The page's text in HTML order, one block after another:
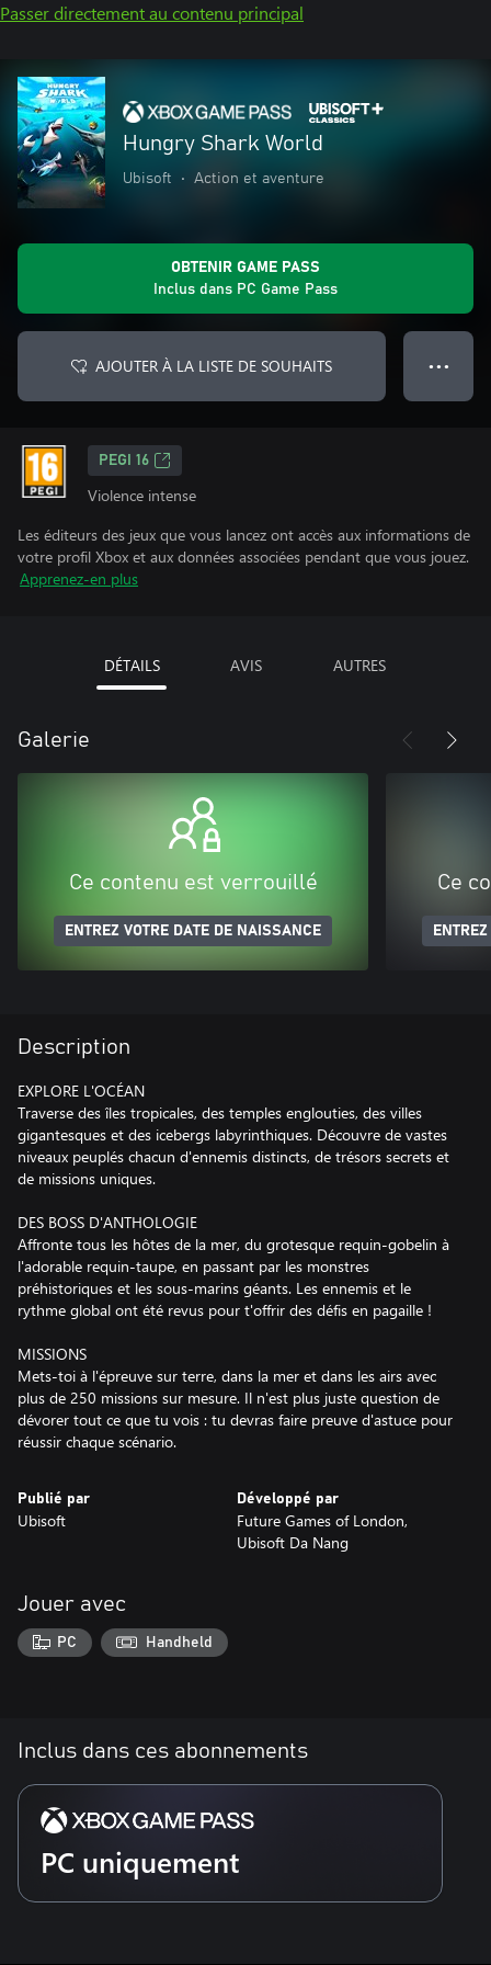
Passer directement au contenu principal
Hungry Shark World
Ubisoft • Action et aventure
OBTENIR GAME PASS
Inclus dans PC Game Pass
AJOUTER À LA LISTE DE SOUHAITS ● ● ●
PEGI 16
Violence intense
Les éditeurs des jeux que vous lancez ont accès aux informations de
votre profil Xbox et aux données associées pendant que vous jouez.
Apprenez-en plus
DÉTAILS AVIS AUTRES
Galerie
Ce contenu est verrouillé
ENTREZ VOTRE DATE DE NAISSANCE
Ce
Description
EXPLORE L'OCÉAN
Traverse des îles tropicales, des temples englouties, des villes
gigantesques et des icebergs labyrinthiques. Découvre de vastes
niveaux peuplés chacun d'ennemis distincts, de trésors secrets et
de missions uniques.
DES BOSS D'ANTHOLOGIE
Affronte tous les hôtes de la mer, du grotesque requin-gobelin à
l'adorable requin-taupe, en passant par les monstres
préhistoriques et les sous-marins géants. Les ennemis et le
rythme global ont été revus pour t'offrir des défis en pagaille !
MISSIONS
Mets-toi à l'épreuve sur terre, dans la mer et dans les airs avec
plus de 250 missions sur mesure. Il n'est plus juste question de
dévorer tout ce que tu vois : tu devras faire preuve d'astuce pour
réussir chaque scénario.
Publié par
Ubisoft
Développé par
Future Games of London,
Ubisoft Da Nang
Jouer avec
PC Handheld
Inclus dans ces abonnements
PC uniquement